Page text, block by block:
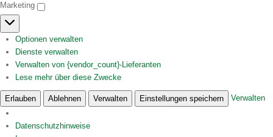
Marketing
Marketing
Optionen verwalten
Dienste verwalten
Verwalten von {vendor_count}-Lieferanten
Lese mehr über diese Zwecke
Erlauben Ablehnen Verwalten Einstellungen speichern Verwalten
Datenschutzhinweise